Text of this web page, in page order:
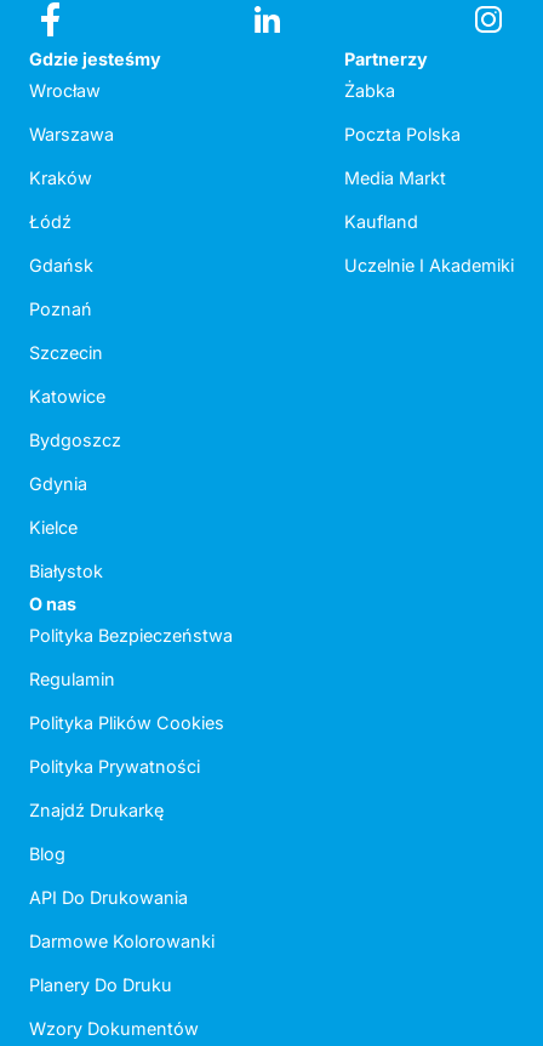
Gdzie jesteśmy
Wrocław
Warszawa
Kraków
Łódź
Gdańsk
Poznań
Szczecin
Katowice
Bydgoszcz
Gdynia
Kielce
Białystok
Partnerzy
Żabka
Poczta Polska
Media Markt
Kaufland
Uczelnie I Akademiki
O nas
Polityka Bezpieczeństwa
Regulamin
Polityka Plików Cookies
Polityka Prywatności
Znajdź Drukarkę
Blog
API Do Drukowania
Darmowe Kolorowanki
Planery Do Druku
Wzory Dokumentów